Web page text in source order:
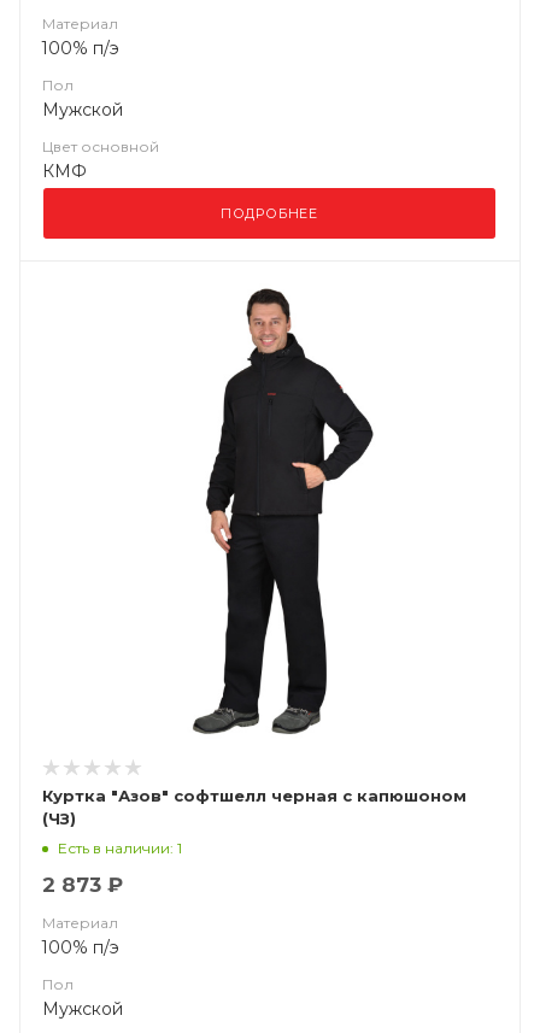
Материал
100% п/э
Пол
Мужской
Цвет основной
КМФ
ПОДРОБНЕЕ
Куртка "Азов" софтшелл черная с капюшоном
(ЧЗ)
Есть в наличии: 1
2 873 ₽
Материал
100% п/э
Пол
Мужской